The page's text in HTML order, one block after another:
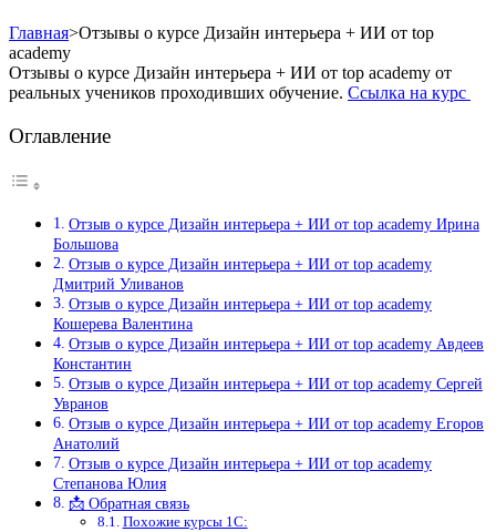
Главная>Отзывы о курсе Дизайн интерьера + ИИ от top
academy
Отзывы о курсе Дизайн интерьера + ИИ от top academy от
реальных учеников проходивших обучение. Ссылка на курс
Оглавление
Отзыв о курсе Дизайн интерьера + ИИ от top academy Ирина
Большова
Отзыв о курсе Дизайн интерьера + ИИ от top academy
Дмитрий Уливанов
Отзыв о курсе Дизайн интерьера + ИИ от top academy
Кошерева Валентина
Отзыв о курсе Дизайн интерьера + ИИ от top academy Авдеев
Константин
Отзыв о курсе Дизайн интерьера + ИИ от top academy Сергей
Увранов
Отзыв о курсе Дизайн интерьера + ИИ от top academy Егоров
Анатолий
Отзыв о курсе Дизайн интерьера + ИИ от top academy
Степанова Юлия
📩 Обратная связь
Похожие курсы 1С: